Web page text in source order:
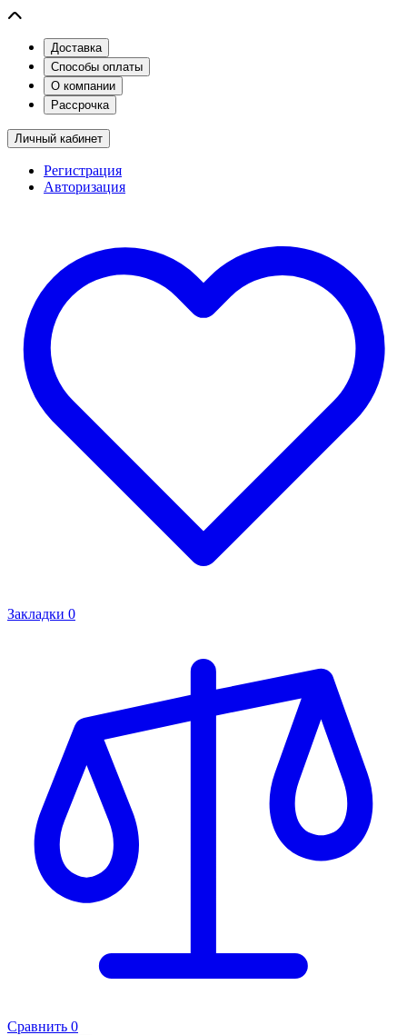
Доставка
Способы оплаты
О компании
Рассрочка
Личный кабинет
Регистрация
Авторизация
Закладки 0
Сравнить 0